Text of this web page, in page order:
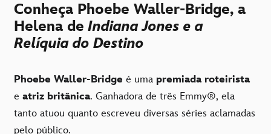
Conheça Phoebe Waller-Bridge, a
Helena de Indiana Jones e a
Relíquia do Destino
Phoebe Waller-Bridge é uma premiada roteirista
e atriz britânica. Ganhadora de três Emmy®, ela
tanto atuou quanto escreveu diversas séries aclamadas
pelo público.